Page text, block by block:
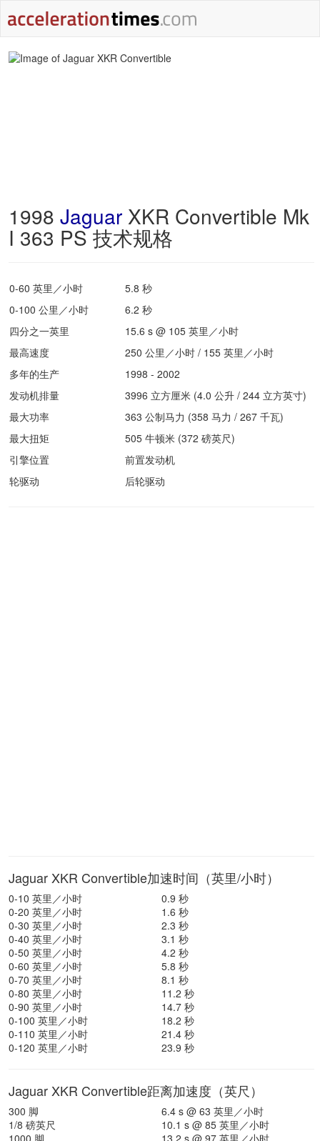
1998 Jaguar XKR Convertible Mk
I 363 PS 技术规格
0-60 英里／小时
5.8 秒
0-100 公里／小时
6.2 秒
四分之一英里
15.6 s @ 105 英里／小时
最高速度
250 公里／小时 / 155 英里／小时
多年的生产
1998 - 2002
发动机排量
3996 立方厘米 (4.0 公升 / 244 立方英寸)
最大功率
363 公制马力 (358 马力 / 267 千瓦)
最大扭矩
505 牛顿米 (372 磅英尺)
引擎位置
前置发动机
轮驱动
后轮驱动
Jaguar XKR Convertible加速时间（英里/小时）
0-10 英里／小时
0.9 秒
0-20 英里／小时
1.6 秒
0-30 英里／小时
2.3 秒
0-40 英里／小时
3.1 秒
0-50 英里／小时
4.2 秒
0-60 英里／小时
5.8 秒
0-70 英里／小时
8.1 秒
0-80 英里／小时
11.2 秒
0-90 英里／小时
14.7 秒
0-100 英里／小时
18.2 秒
0-110 英里／小时
21.4 秒
0-120 英里／小时
23.9 秒
Jaguar XKR Convertible距离加速度（英尺）
300 脚
6.4 s @ 63 英里／小时
1/8 磅英尺
10.1 s @ 85 英里／小时
1000 脚
13.2 s @ 97 英里／小时